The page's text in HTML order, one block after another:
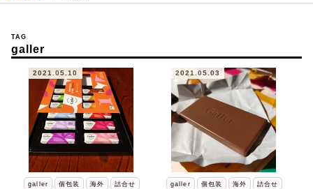
TAG
galler
2021.05.10
galler 個包装 海外 詰合せ
2021.05.03
galler 個包装 海外 詰合せ